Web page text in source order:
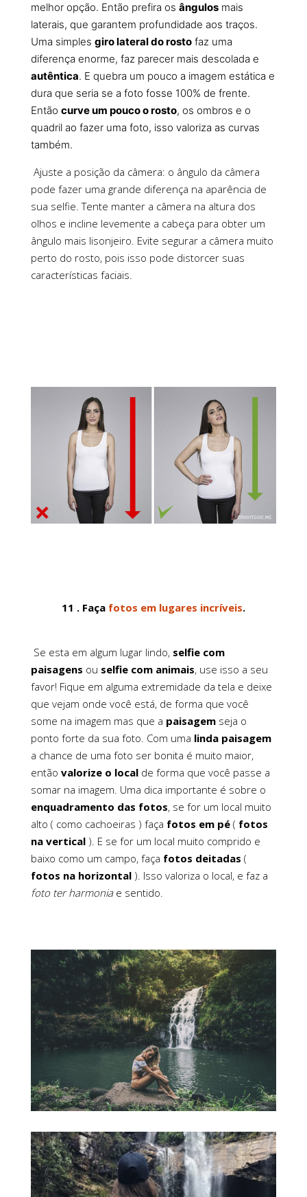
melhor opção. Então prefira os ângulos mais
laterais, que garantem profundidade aos traços.
Uma simples giro lateral do rosto faz uma
diferença enorme, faz parecer mais descolada e
autêntica. E quebra um pouco a imagem estática e
dura que seria se a foto fosse 100% de frente.
Então curve um pouco o rosto, os ombros e o
quadril ao fazer uma foto, isso valoriza as curvas
também.
Ajuste a posição da câmera: o ângulo da câmera
pode fazer uma grande diferença na aparência de
sua selfie. Tente manter a câmera na altura dos
olhos e incline levemente a cabeça para obter um
ângulo mais lisonjeiro. Evite segurar a câmera muito
perto do rosto, pois isso pode distorcer suas
características faciais.
11 . Faça fotos em lugares incríveis.
Se esta em algum lugar lindo, selfie com
paisagens ou selfie com animais, use isso a seu
favor! Fique em alguma extremidade da tela e deixe
que vejam onde você está, de forma que você
some na imagem mas que a paisagem seja o
ponto forte da sua foto. Com uma linda paisagem
a chance de uma foto ser bonita é muito maior,
então valorize o local de forma que você passe a
somar na imagem. Uma dica importante é sobre o
enquadramento das fotos, se for um local muito
alto ( como cachoeiras ) faça fotos em pé ( fotos
na vertical ). E se for um local muito comprido e
baixo como um campo, faça fotos deitadas (
fotos na horizontal ). Isso valoriza o local, e faz a
foto ter harmoniae sentido.